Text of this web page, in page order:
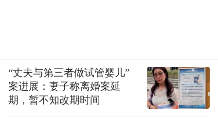
“丈夫与第三者做试管婴儿”
案进展：妻子称离婚案延
期，暂不知改期时间